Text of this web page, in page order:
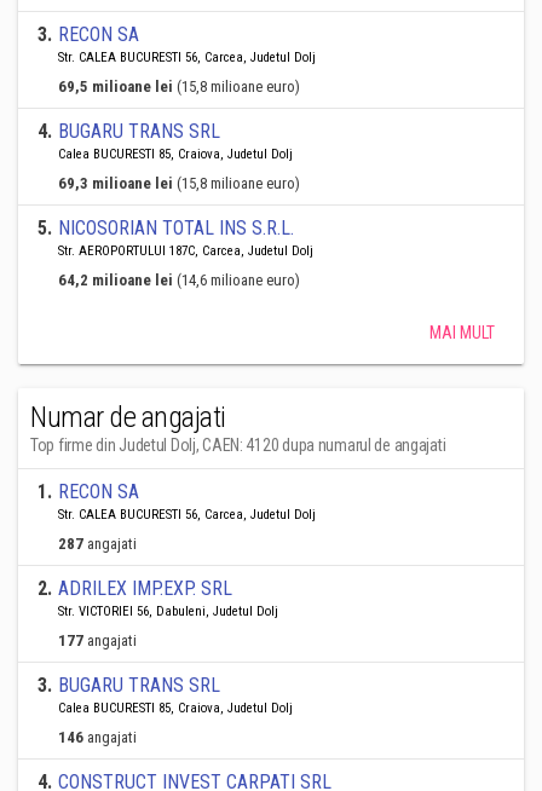
3. RECON SA
Str. CALEA BUCURESTI 56, Carcea, Judetul Dolj
69,5 milioane lei (15,8 milioane euro)
4. BUGARU TRANS SRL
Calea BUCURESTI 85, Craiova, Judetul Dolj
69,3 milioane lei (15,8 milioane euro)
5. NICOSORIAN TOTAL INS S.R.L.
Str. AEROPORTULUI 187C, Carcea, Judetul Dolj
64,2 milioane lei (14,6 milioane euro)
MAI MULT
Numar de angajati
Top firme din Judetul Dolj, CAEN: 4120 dupa numarul de angajati
1. RECON SA
Str. CALEA BUCURESTI 56, Carcea, Judetul Dolj
287 angajati
2. ADRILEX IMP.EXP. SRL
Str. VICTORIEI 56, Dabuleni, Judetul Dolj
177 angajati
3. BUGARU TRANS SRL
Calea BUCURESTI 85, Craiova, Judetul Dolj
146 angajati
4. CONSTRUCT INVEST CARPATI SRL